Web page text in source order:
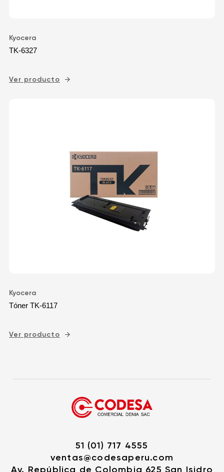
Kyocera
TK-6327
Ver producto
Kyocera
Tóner TK-6117
Ver producto
51 (01) 717 4555
ventas@codesaperu.com
Av. República de Colombia 625 San Isidro